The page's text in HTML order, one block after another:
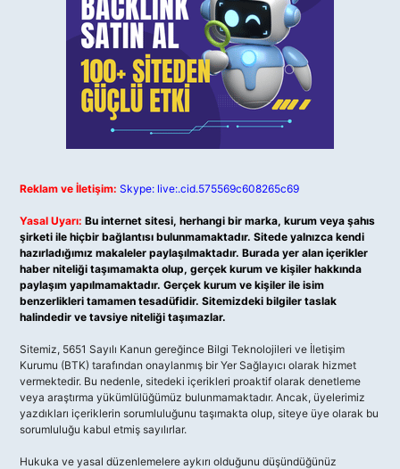
Reklam ve İletişim: Skype: live:.cid.575569c608265c69
Yasal Uyarı: Bu internet sitesi, herhangi bir marka, kurum veya şahıs
şirketi ile hiçbir bağlantısı bulunmamaktadır. Sitede yalnızca kendi
hazırladığımız makaleler paylaşılmaktadır. Burada yer alan içerikler
haber niteliği taşımamakta olup, gerçek kurum ve kişiler hakkında
paylaşım yapılmamaktadır. Gerçek kurum ve kişiler ile isim
benzerlikleri tamamen tesadüfidir. Sitemizdeki bilgiler taslak
halindedir ve tavsiye niteliği taşımazlar.
Sitemiz, 5651 Sayılı Kanun gereğince Bilgi Teknolojileri ve İletişim
Kurumu (BTK) tarafından onaylanmış bir Yer Sağlayıcı olarak hizmet
vermektedir. Bu nedenle, sitedeki içerikleri proaktif olarak denetleme
veya araştırma yükümlülüğümüz bulunmamaktadır. Ancak, üyelerimiz
yazdıkları içeriklerin sorumluluğunu taşımakta olup, siteye üye olarak bu
sorumluluğu kabul etmiş sayılırlar.
Hukuka ve yasal düzenlemelere aykırı olduğunu düşündüğünüz